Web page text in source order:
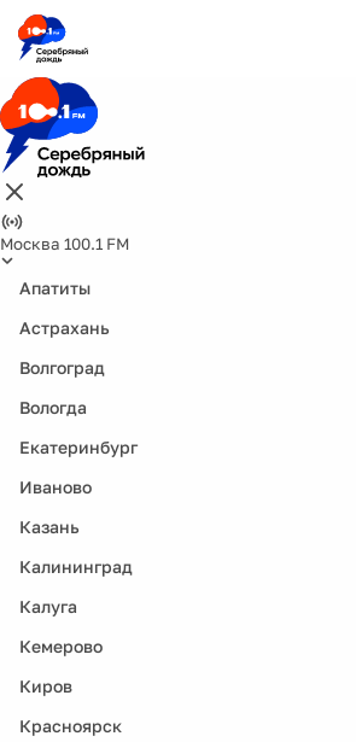
Москва 100.1 FM
Апатиты
Астрахань
Волгоград
Вологда
Екатеринбург
Иваново
Казань
Калининград
Калуга
Кемерово
Киров
Красноярск